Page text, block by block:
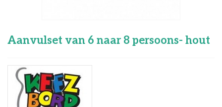
Aanvulset van 6 naar 8 persoons- hout